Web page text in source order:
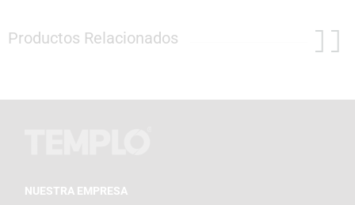
Productos Relacionados
NUESTRA EMPRESA